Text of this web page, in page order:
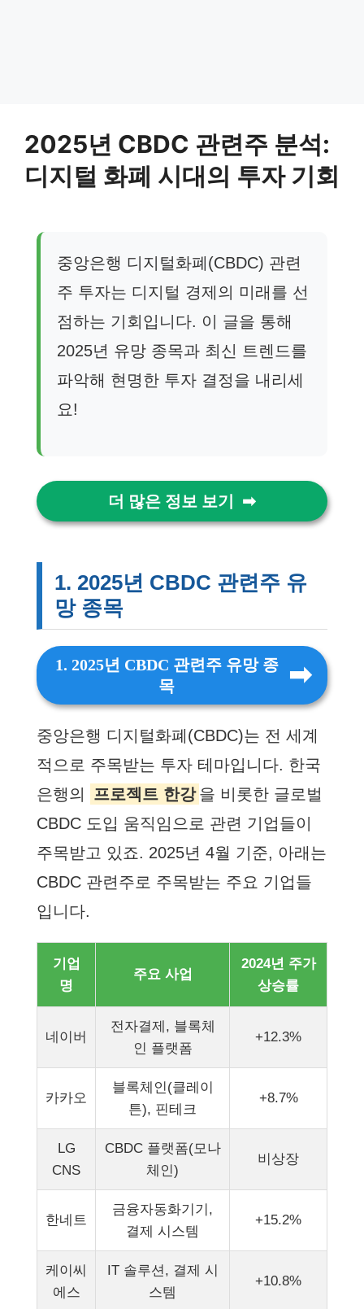
2025년 CBDC 관련주 분석:
디지털 화폐 시대의 투자 기회
중앙은행 디지털화폐(CBDC) 관련
주 투자는 디지털 경제의 미래를 선
점하는 기회입니다. 이 글을 통해
2025년 유망 종목과 최신 트렌드를
파악해 현명한 투자 결정을 내리세
요!
더 많은 정보 보기
1. 2025년 CBDC 관련주 유
망 종목
1. 2025년 CBDC 관련주 유망 종
목
중앙은행 디지털화폐(CBDC)는 전 세계
적으로 주목받는 투자 테마입니다. 한국
은행의
프로젝트 한강 을 비롯한 글로벌
CBDC 도입 움직임으로 관련 기업들이
주목받고 있죠. 2025년 4월 기준, 아래는
CBDC 관련주로 주목받는 주요 기업들
입니다.
기업
명
주요 사업
2024년 주가
상승률
네이버
전자결제, 블록체
인 플랫폼
+12.3%
카카오
블록체인(클레이
튼), 핀테크
+8.7%
LG
CNS
CBDC 플랫폼(모나
체인)
비상장
한네트
금융자동화기기,
결제 시스템
+15.2%
케이씨
에스
IT 솔루션, 결제 시
스템
+10.8%